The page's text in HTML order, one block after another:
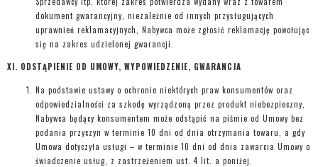
dokument gwarancyjny, niezależnie od innych przysługujących
uprawnień reklamacyjnych, Nabywca może zgłosić reklamację powołując
się na zakres udzielonej gwarancji.
XI. ODSTĄPIENIE OD UMOWY, WYPOWIEDZENIE, GWARANCJA
Na podstawie ustawy o ochronie niektórych praw konsumentów oraz
odpowiedzialności za szkodę wyrządzoną przez produkt niebezpieczny,
Nabywca będący konsumentem może odstąpić na piśmie od Umowy bez
podania przyczyn w terminie 10 dni od dnia otrzymania towaru, a gdy
Umowa dotyczyła usługi – w terminie 10 dni od dnia zawarcia Umowy o
świadczenie usług, z zastrzeżeniem ust. 4 lit. a poniżej.